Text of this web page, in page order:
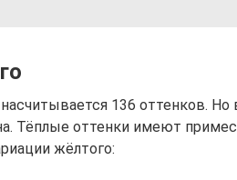
136 оттенков. Но
Тёплые оттенки имеют
жёлтого: